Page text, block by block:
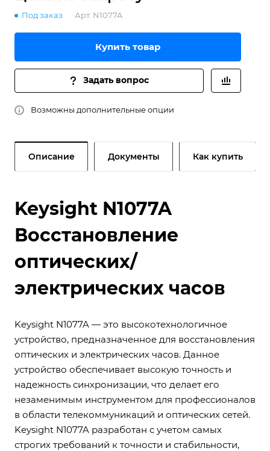
Под заказ Арт. N1077A
Купить товар
Задать вопрос
Возможны дополнительные опции
Описание Документы Как купить
Keysight N1077A
Восстановление
оптических/
электрических часов
Keysight N1077A — это высокотехнологичное
устройство, предназначенное для восстановления
оптических и электрических часов. Данное
устройство обеспечивает высокую точность и
надежность синхронизации, что делает его
незаменимым инструментом для профессионалов
в области телекоммуникаций и оптических сетей.
Keysight N1077A разработан с учетом самых
строгих требований к точности и стабильности,